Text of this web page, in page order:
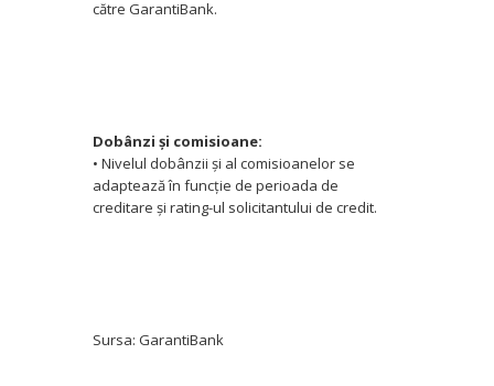
către GarantiBank.
Dobânzi şi comisioane:
• Nivelul dobânzii şi al comisioanelor se
adaptează în funcţie de perioada de
creditare şi rating-ul solicitantului de credit.
Sursa: GarantiBank